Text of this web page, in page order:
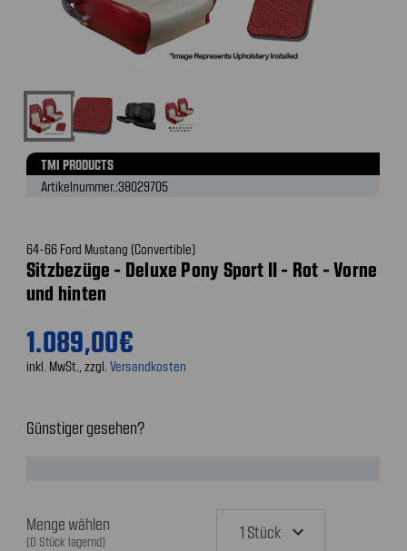
TMI PRODUCTS
Artikelnummer.:38029705
64-66 Ford Mustang (Convertible)
Sitzbezüge - Deluxe Pony Sport II - Rot - Vorne
und hinten
1.089,00€
inkl. MwSt., zzgl. Versandkosten
Günstiger gesehen?
Menge wählen
(0 Stück lagernd)